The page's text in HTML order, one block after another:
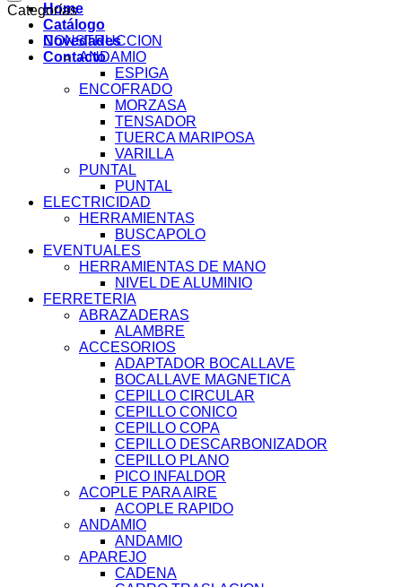
Home
Catálogo
Novedades
Contacto
Categorías
CONSTRUCCION
ANDAMIO
ESPIGA
ENCOFRADO
MORZASA
TENSADOR
TUERCA MARIPOSA
VARILLA
PUNTAL
PUNTAL
ELECTRICIDAD
HERRAMIENTAS
BUSCAPOLO
EVENTUALES
HERRAMIENTAS DE MANO
NIVEL DE ALUMINIO
FERRETERIA
ABRAZADERAS
ALAMBRE
ACCESORIOS
ADAPTADOR BOCALLAVE
BOCALLAVE MAGNETICA
CEPILLO CIRCULAR
CEPILLO CONICO
CEPILLO COPA
CEPILLO DESCARBONIZADOR
CEPILLO PLANO
PICO INFALDOR
ACOPLE PARA AIRE
ACOPLE RAPIDO
ANDAMIO
ANDAMIO
APAREJO
CADENA